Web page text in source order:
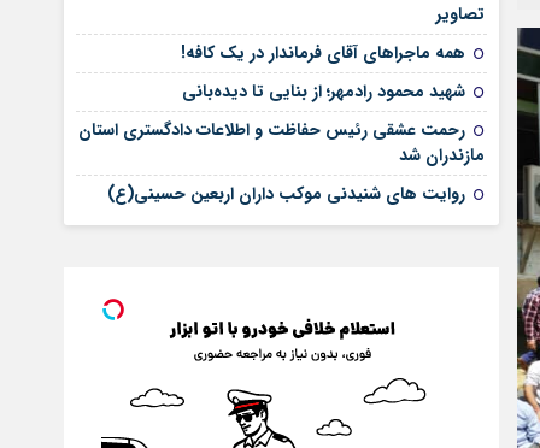
تصاویر
همه ماجراهای آقای فرماندار در یک کافه!
شهید محمود رادمهر؛ از بنایی تا دیده‌بانی
رحمت عشقی رئیس حفاظت و اطلاعات دادگستری استان
مازندران شد
روایت های شنیدنی موکب داران اربعین حسینی(ع)